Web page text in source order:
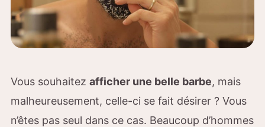
Vous souhaitez afficher une belle barbe, mais
malheureusement, celle-ci se fait désirer ? Vous
n’êtes pas seul dans ce cas. Beaucoup d’hommes